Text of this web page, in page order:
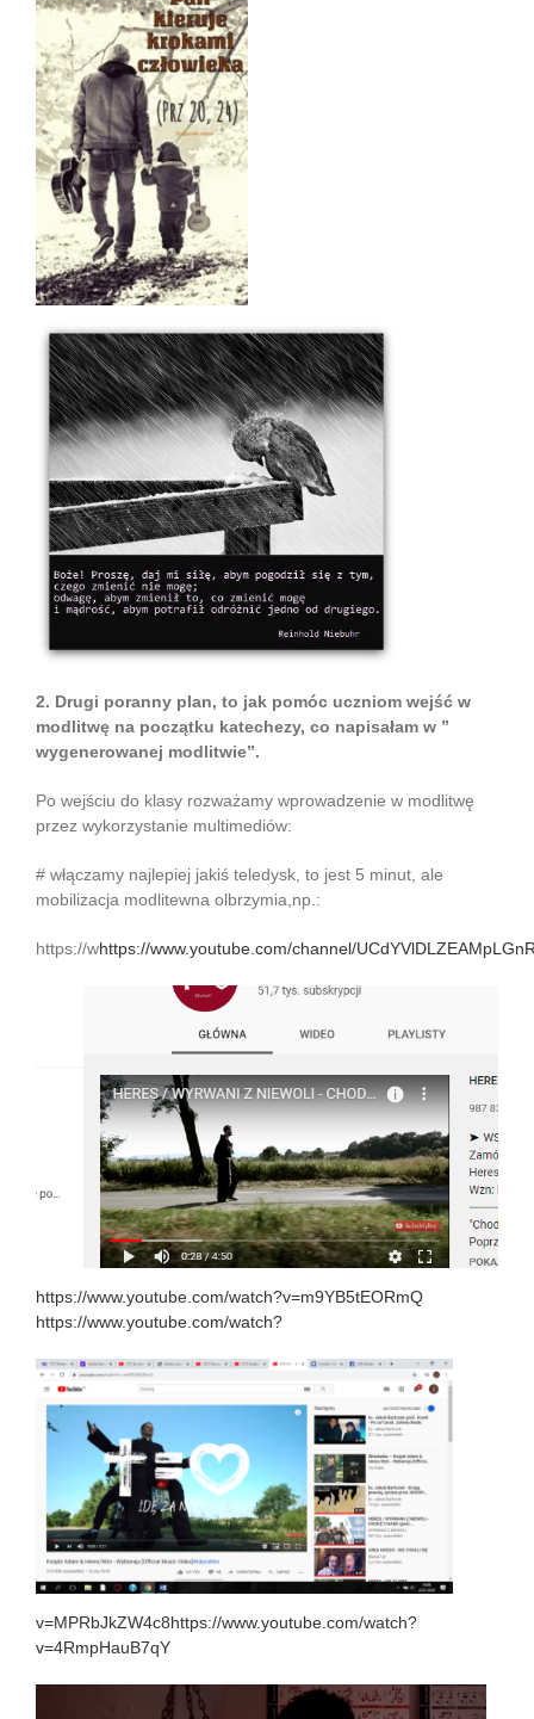
2. Drugi poranny plan, to jak pomóc uczniom wejść w
modlitwę na początku katechezy, co napisałam w ”
wygenerowanej modlitwie”.
Po wejściu do klasy rozważamy wprowadzenie w modlitwę
przez wykorzystanie multimediów:
# włączamy najlepiej jakiś teledysk, to jest 5 minut, ale
mobilizacja modlitewna olbrzymia,np.:
https://whttps://www.youtube.com/channel/
https://www.youtube.com/watch?v=m9YB5tEORmQ
https://www.youtube.com/watch?
v=MPRbJkZW4c8https://www.youtube.com/watch?
v=4RmpHauB7qY